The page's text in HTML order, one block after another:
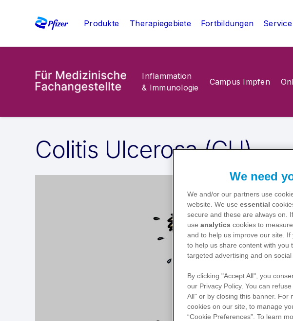
Produkte Therapiegebiete Fortbildungen
Inflammation
& Immunologie
Campus Impfen
Colitis Ulcerosa (CU)
Play
We need
We and/or our partners use
website. We use essential
secure and these are always on.
use analytics cookies to
and to help us improve our site.
to help us share content with you
targeted advertising and on social
By clicking "Accept All", you
our Privacy Policy. You can
All" or by closing this banner. For
cookies on our site, to manage
“Cookie Preferences”. To learn